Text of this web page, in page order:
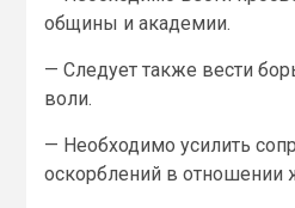
общины и академии.
— Следует также вести
воли.
— Необходимо усилить
оскорблений в